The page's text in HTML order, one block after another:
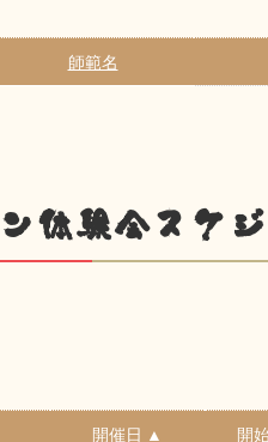
師範名
体験会スケ
開催日 ▲ 開